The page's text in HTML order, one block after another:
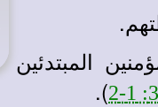
المبتدئين
).